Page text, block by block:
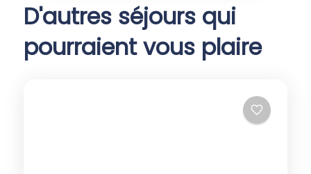
D'autres séjours qui
pourraient vous plaire